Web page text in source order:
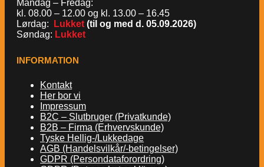
Mandag – Fredag:
kl. 08.00 – 12.00 og kl. 13.00 – 16.45
Lørdag:
Lukket (til og med d. 05.09.2026)
Søndag: Lukket
INFORMATION
Kontakt
Her bor vi
Impressum
B2C – Slutbruger (Privatkunde)
B2B – Firma (Erhvervskunde)
Tyske Hellig-/Lukkedage
AGB (Handelsvilkår/-betingelser)
GDPR (Persondataforordring)